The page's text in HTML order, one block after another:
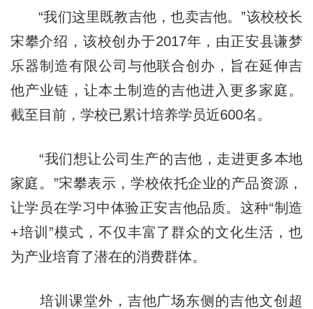
“我们这里既教吉他，也卖吉他。”该校校长
宋攀介绍，该校创办于2017年，由正安县谦梦
乐器制造有限公司与他联合创办，旨在延伸吉
他产业链，让本土制造的吉他进入更多家庭。
截至目前，学校已累计培养学员近600名。
“我们想让公司生产的吉他，走进更多本地
家庭。”宋攀表示，学校依托企业的产品资源，
让学员在学习中体验正安吉他品质。这种“制造
+培训”模式，不仅丰富了群众的文化生活，也
为产业培育了潜在的消费群体。
培训课堂外，吉他广场东侧的吉他文创超